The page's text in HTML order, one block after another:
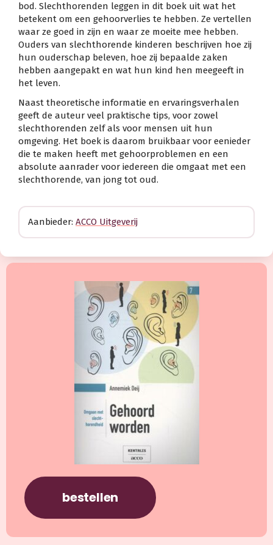
bod. Slechthorenden leggen in dit boek uit wat het
betekent om een gehoorverlies te hebben. Ze vertellen
waar ze goed in zijn en waar ze moeite mee hebben.
Ouders van slechthorende kinderen beschrijven hoe zij
hun ouderschap beleven, hoe zij bepaalde zaken
hebben aangepakt en wat hun kind hen meegeeft in
het leven.
Naast theoretische informatie en ervaringsverhalen
geeft de auteur veel praktische tips, voor zowel
slechthorenden zelf als voor mensen uit hun
omgeving. Het boek is daarom bruikbaar voor eenieder
die te maken heeft met gehoorproblemen en een
absolute aanrader voor iedereen die omgaat met een
slechthorende, van jong tot oud.
Aanbieder: ACCO Uitgeverij
bestellen